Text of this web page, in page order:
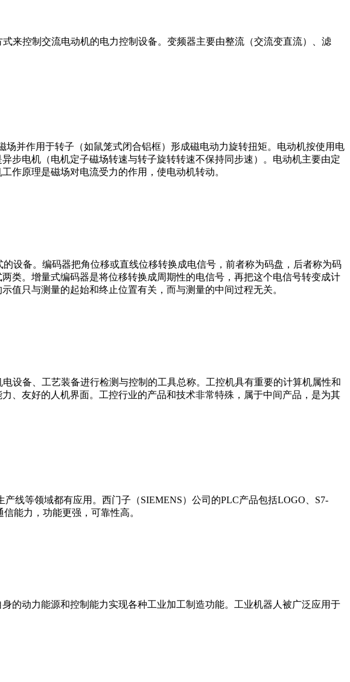
来控制交流电动机的电力控制设备。变频器主要由整流（交流变直流）、滤
并作用于转子（如鼠笼式闭合铝框）形成磁电动力旋转扭矩。电动机按使用电
步电机（电机定子磁场转速与转子旋转转速不保持同步速）。电动机主要由定
作原理是磁场对电流受力的作用，使电动机转动。
设备。编码器把角位移或直线位移转换成电信号，前者称为码盘，后者称为码
类。增量式编码器是将位移转换成周期性的电信号，再把这个电信号转变成计
值只与测量的起始和终止位置有关，而与测量的中间过程无关。
设备、工艺装备进行检测与控制的工具总称。工控机具有重要的计算机属性和
、友好的人机界面。工控行业的产品和技术非常特殊，属于中间产品，是为其
线等领域都有应用。西门子（SIEMENS）公司的PLC产品包括LOGO、S7-
能力，功能更强，可靠性高。
的动力能源和控制能力实现各种工业加工制造功能。工业机器人被广泛应用于